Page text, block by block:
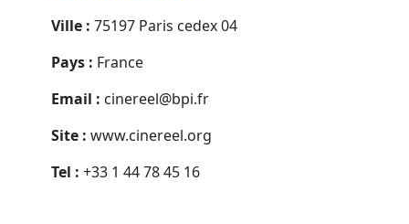
Ville : 75197 Paris cedex 04
Pays : France
Email : cinereel@bpi.fr
Site : www.cinereel.org
Tel : +33 1 44 78 45 16